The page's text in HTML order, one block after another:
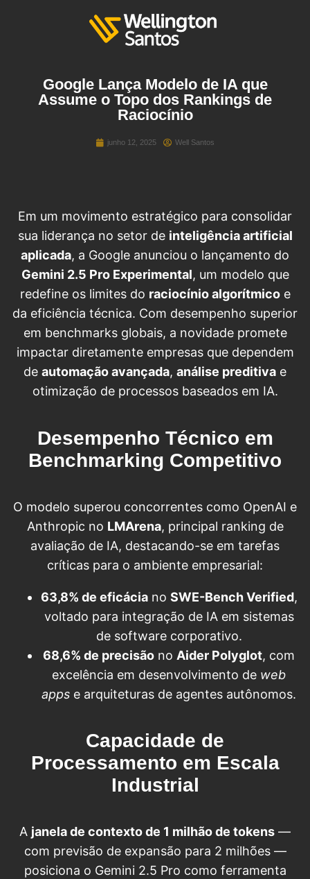
Google Lança Modelo de IA que
Assume o Topo dos Rankings de
Raciocínio
junho 12, 2025 Well Santos
Em um movimento estratégico para consolidar
sua liderança no setor de inteligência artificial
aplicada, a Google anunciou o lançamento do
Gemini 2.5 Pro Experimental, um modelo que
redefine os limites do raciocínio algorítmicoe
da eficiência técnica. Com desempenho superior
em benchmarks globais, a novidade promete
impactar diretamente empresas que dependem
de automação avançada, análise preditiva e
otimização de processos baseados em IA.
Desempenho Técnico em
Benchmarking Competitivo
O modelo superou concorrentes como OpenAI e
Anthropic no LMArena, principal ranking de
avaliação de IA, destacando-se em tarefas
críticas para o ambiente empresarial:
63,8% de eficáciano SWE-Bench Verified,
voltado para integração de IA em sistemas
de software corporativo.
68,6% de precisão no Aider Polyglot, com
excelência em desenvolvimento de web
apps e arquiteturas de agentes autônomos.
Capacidade de
Processamento em Escala
Industrial
A janela de contexto de 1 milhão de tokens —
com previsão de expansão para 2 milhões —
posiciona o Gemini 2.5 Pro como ferramenta